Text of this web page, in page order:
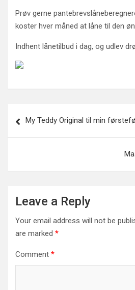
Prøv gerne
koster hver måned at låne til den
Indhent lånetilbud i dag, og udlev
navigation
My Teddy Original til min
Leave a Reply
Your email address will not be
are marked *
Comment *